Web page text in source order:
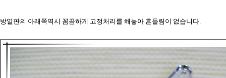
방열판의 아래쪽역시 꼼꼼하게 고정처리를 해놓아 흔들림이 없습니다.